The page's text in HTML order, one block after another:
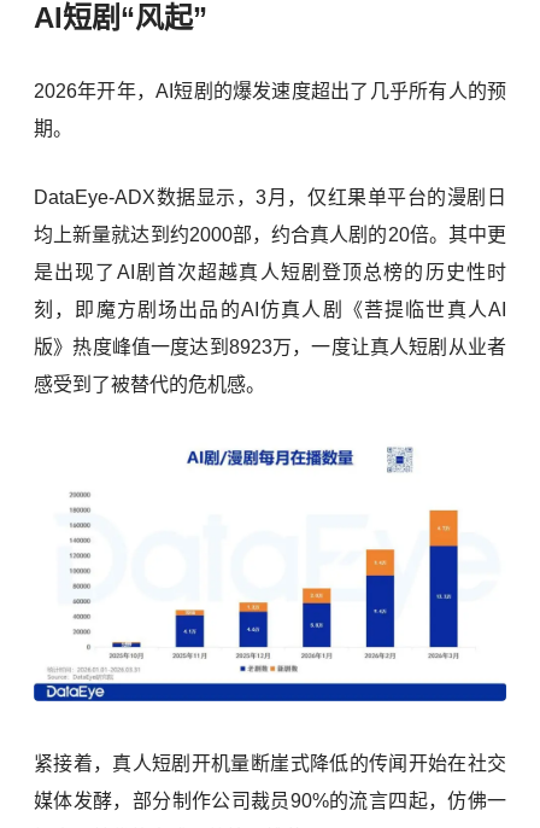
AI短剧“风起”
2026年开年，AI短剧的爆发速度超出了几乎所有人的预
期。
DataEye-ADX数据显示，3月，仅红果单平台的漫剧日
均上新量就达到约2000部，约合真人剧的20倍。其中更
是出现了AI剧首次超越真人短剧登顶总榜的历史性时
刻，即魔方剧场出品的AI仿真人剧《菩提临世真人AI
版》热度峰值一度达到8923万，一度让真人短剧从业者
感受到了被替代的危机感。
紧接着，真人短剧开机量断崖式降低的传闻开始在社交
媒体发酵，部分制作公司裁员90%的流言四起，仿佛一